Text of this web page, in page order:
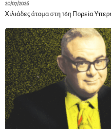
20/07/2026
Χιλιάδες άτομα στη 16η Πορεία